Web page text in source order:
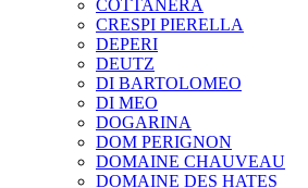
COTTANERA
CRESPI PIERELLA
DEPERI
DEUTZ
DI BARTOLOMEO
DI MEO
DOGARINA
DOM PERIGNON
DOMAINE CHAUVEAU
DOMAINE DES HATES